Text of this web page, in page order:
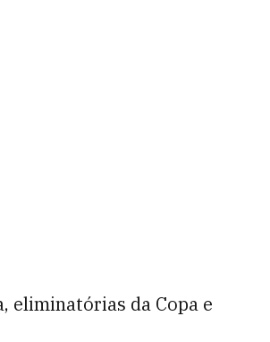
eliminatórias da Copa e